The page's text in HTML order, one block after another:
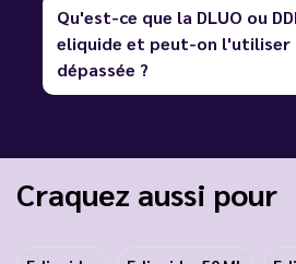
Qu'est-ce que la DLUO ou
eliquide et peut-on l'utiliser
dépassée ?
Craquez aussi pour